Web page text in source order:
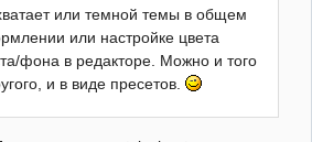
или темной темы в общем
или настройке цвета
фона в редакторе. Можно и того
и в виде пресетов.